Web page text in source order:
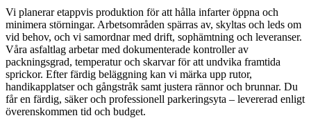
Vi planerar etappvis produktion för att hålla infarter öppna och
minimera störningar. Arbetsområden spärras av, skyltas och leds om
vid behov, och vi samordnar med drift, sophämtning och leveranser.
Våra asfaltlag arbetar med dokumenterade kontroller av
packningsgrad, temperatur och skarvar för att undvika framtida
sprickor. Efter färdig beläggning kan vi märka upp rutor,
handikapplatser och gångstråk samt justera rännor och brunnar. Du
får en färdig, säker och professionell parkeringsyta – levererad enligt
överenskommen tid och budget.